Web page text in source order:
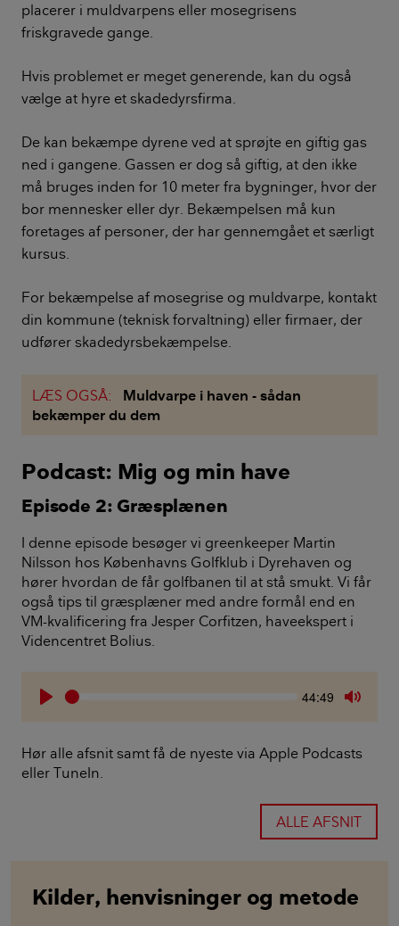
placerer i muldvarpens eller mosegrisens
friskgravede gange.
Hvis problemet er meget generende, kan du også
vælge at hyre et skadedyrsfirma.
De kan bekæmpe dyrene ved at sprøjte en giftig gas
ned i gangene. Gassen er dog så giftig, at den ikke
må bruges inden for 10 meter fra bygninger, hvor der
bor mennesker eller dyr. Bekæmpelsen må kun
foretages af personer, der har gennemgået et særligt
kursus.
For bekæmpelse af mosegrise og muldvarpe, kontakt
din kommune (teknisk forvaltning) eller firmaer, der
udfører skadedyrsbekæmpelse.
LÆS OGSÅ:
Muldvarpe i haven - sådan
bekæmper du dem
Podcast: Mig og min have
Episode 2: Græsplænen
I denne episode besøger vi greenkeeper Martin
Nilsson hos Københavns Golfklub i Dyrehaven og
hører hvordan de får golfbanen til at stå smukt. Vi får
også tips til græsplæner med andre formål end en
VM-kvalificering fra Jesper Corfitzen, haveekspert i
Videncentret Bolius.
Current
44:49
Hør alle afsnit samt få de nyeste via Apple Podcasts
eller TuneIn.
ALLE AFSNIT
Kilder, henvisninger og metode